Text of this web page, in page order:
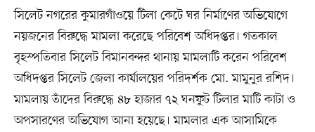
সিলেট নগরের কুমারগাঁওয়ে টিলা কেটে ঘর নির্মাণের অভিযোগে
নয়জনের বিরুদ্ধে মামলা করেছে পরিবেশ অধিদপ্তর। গতকাল
বৃহস্পতিবার সিলেট বিমানবন্দর থানায় মামলাটি করেন পরিবেশ
অধিদপ্তর সিলেট জেলা কার্যালয়ের পরিদর্শক মো. মামুনুর রশিদ।
মামলায় তাঁদের বিরুদ্ধে ৪৮ হাজার ৭২ ঘনফুট টিলার মাটি কাটা ও
অপসারণের অভিযোগ আনা হয়েছে। মামলার এক আসামিকে